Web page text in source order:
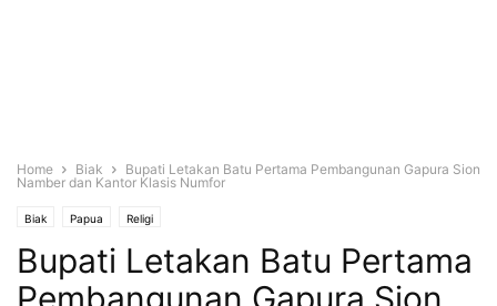
Home Biak
Bupati Letakan Batu Pertama Pembangunan Gapura Sion
Namber dan Kantor Klasis Numfor
Biak Papua Religi
Bupati Letakan Batu Pertama